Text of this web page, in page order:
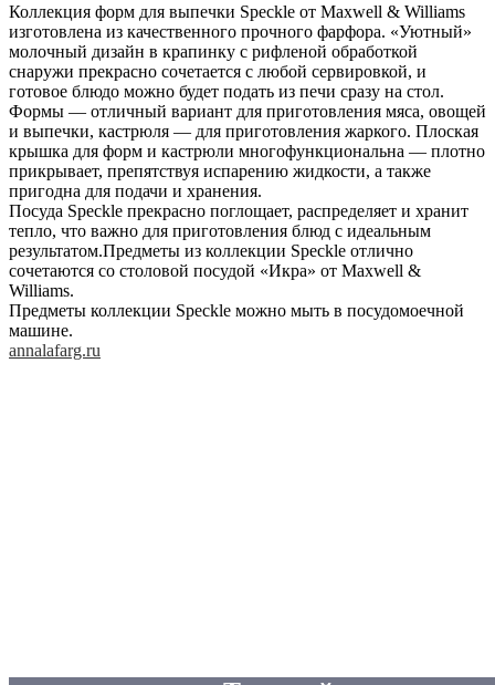
Коллекция форм для выпечки Speckle от Maxwell & Williams
изготовлена из качественного прочного фарфора. «Уютный»
молочный дизайн в крапинку с рифленой обработкой
снаружи прекрасно сочетается с любой сервировкой, и
готовое блюдо можно будет подать из печи сразу на стол.
Формы — отличный вариант для приготовления мяса, овощей
и выпечки, кастрюля — для приготовления жаркого. Плоская
крышка для форм и кастрюли многофункциональна — плотно
прикрывает, препятствуя испарению жидкости, а также
пригодна для подачи и хранения.
Посуда Speckle прекрасно поглощает, распределяет и хранит
тепло, что важно для приготовления блюд с идеальным
результатом.Предметы из коллекции Speckle отлично
сочетаются со столовой посудой «Икра» от Maxwell &
Williams.
Предметы коллекции Speckle можно мыть в посудомоечной
машине.
annalafarg.ru